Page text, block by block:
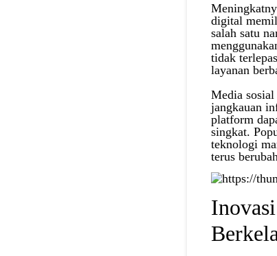
digital
salah satu
tidak
layanan
Media
jangkauan
platform
singkat.
teknologi
terus